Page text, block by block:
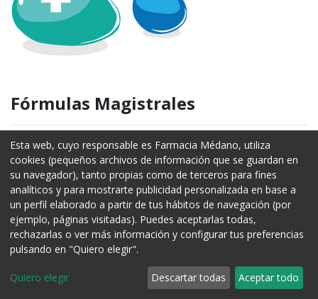
Fórmulas Magistrales
Cuando el médico las prescribe, en la farmacia encargamos su
elaboración para que así puedas disponer de ella en unos días.
Esta web, cuyo responsable es Farmacia Médano, utiliza
cookies (pequeños archivos de información que se guardan en
su navegador), tanto propias como de terceros para fines
analíticos y para mostrarte publicidad personalizada en base a
un perfil elaborado a partir de tus hábitos de navegación (por
ejemplo, páginas visitadas). Puedes aceptarlas todas,
rechazarlas o ver más información y configurar tus preferencias
pulsando en "Quiero elegir".
Quiero elegir Descartar todas Aceptar todo